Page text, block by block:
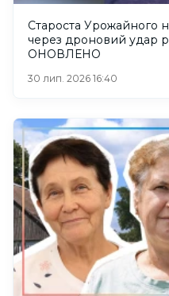
Староста Урожайного
через дроновий удар
ОНОВЛЕНО
30 лип. 2026 16:40